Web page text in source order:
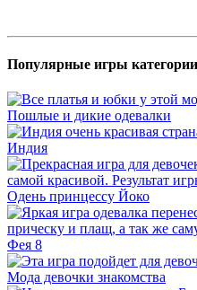
Популярные игры
Пошлые и дикие одевалки
Индия
Одень принцессу Йоко
Фея 8
Мода девочки знакомства